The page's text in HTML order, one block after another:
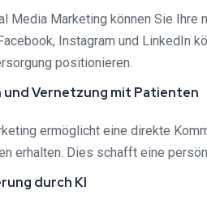
Media Marketing können Sie Ihre
Instagram und LinkedIn
positionieren.
und Vernetzung mit Patienten
ermöglicht eine direkte
erhalten. Dies schafft eine
durch KI